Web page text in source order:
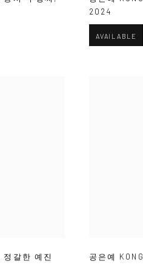
2024
AVAILABLE
정갈한 예진
공은예 KONG